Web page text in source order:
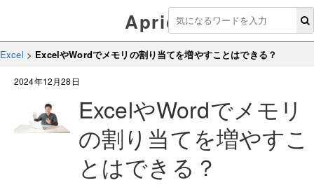
Aprico
Excel > ExcelやWordでメモリの割り当てを増やすことはできる？
2024年12月28日
ExcelやWordでメモリ
の割り当てを増やすこ
とはできる？